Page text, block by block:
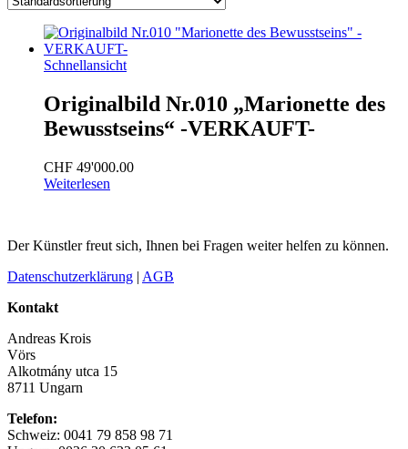
Schnellansicht
Originalbild Nr.010 „Marionette des
Bewusstseins“ -VERKAUFT-
CHF 49'000.00
Weiterlesen
Der Künstler freut sich, Ihnen bei Fragen weiter helfen zu können.
Datenschutzerklärung | AGB
Kontakt
Andreas Krois
Vörs
Alkotmány utca 15
8711 Ungarn
Telefon:
Schweiz: 0041 79 858 98 71